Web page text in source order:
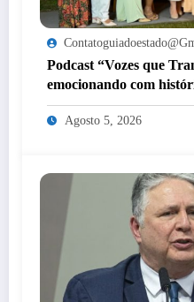
Podcast “Vozes que
emocionando com
mulheres de Itaperuna
Agosto 5, 2026